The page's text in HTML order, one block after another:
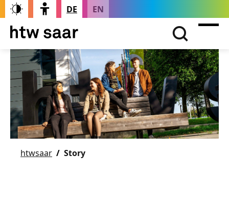
DE EN
htwsaar Story